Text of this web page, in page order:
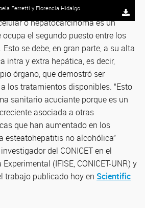
Ferretti y Florencia Hidalgo.
o hepatocarcinoma es un
el segundo puesto entre los
se debe, en gran parte, a su alta
intra y extra hepática, es decir,
órgano, que demostró ser
los tratamientos disponibles. “Esto
sanitario acuciante porque es un
asociada a otras
que han aumentado en los
esteatohepatitis no alcohólica”
del CONICET en el
(IFISE, CONICET-UNR) y
trabajo publicado hoy en Scientific